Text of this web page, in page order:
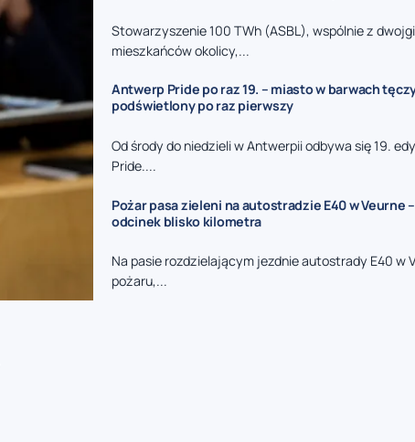
Stowarzyszenie 100 TWh (ASBL), wspólnie z
mieszkańców okolicy,...
Antwerp Pride po raz 19. – miasto w barwach
podświetlony po raz pierwszy
Od środy do niedzieli w Antwerpii odbywa się 19.
Pride....
Pożar pasa zieleni na autostradzie E40 w Veurne
odcinek blisko kilometra
Na pasie rozdzielającym jezdnie autostrady E40 w
pożaru,...